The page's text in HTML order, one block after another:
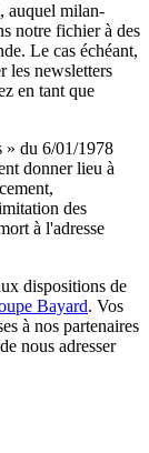
auquel milan-
notre fichier à des
Le cas échéant,
les newsletters
en tant que
» du 6/01/1978
donner lieu à
des
à l'adresse
dispositions de
Bayard. Vos
à nos partenaires
nous adresser